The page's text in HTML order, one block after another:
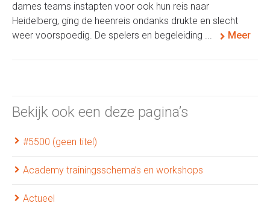
dames teams instapten voor ook hun reis naar
Heidelberg, ging de heenreis ondanks drukte en slecht
weer voorspoedig. De spelers en begeleiding ...
Meer
Bekijk ook een deze pagina’s
#5500 (geen titel)
Academy trainingsschema’s en workshops
Actueel